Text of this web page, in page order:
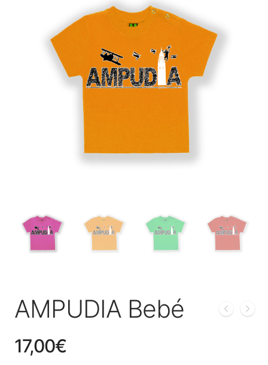
AMPUDIA Bebé
17,00€